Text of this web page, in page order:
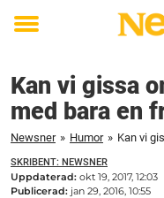
Toggle
Kan vi gissa
med bara en
Newsner » Humor » Kan vi
SKRIBENT: NEWSNER
Uppdaterad: okt 19, 2017, 12:03
Publicerad: jan 29, 2016, 10:55